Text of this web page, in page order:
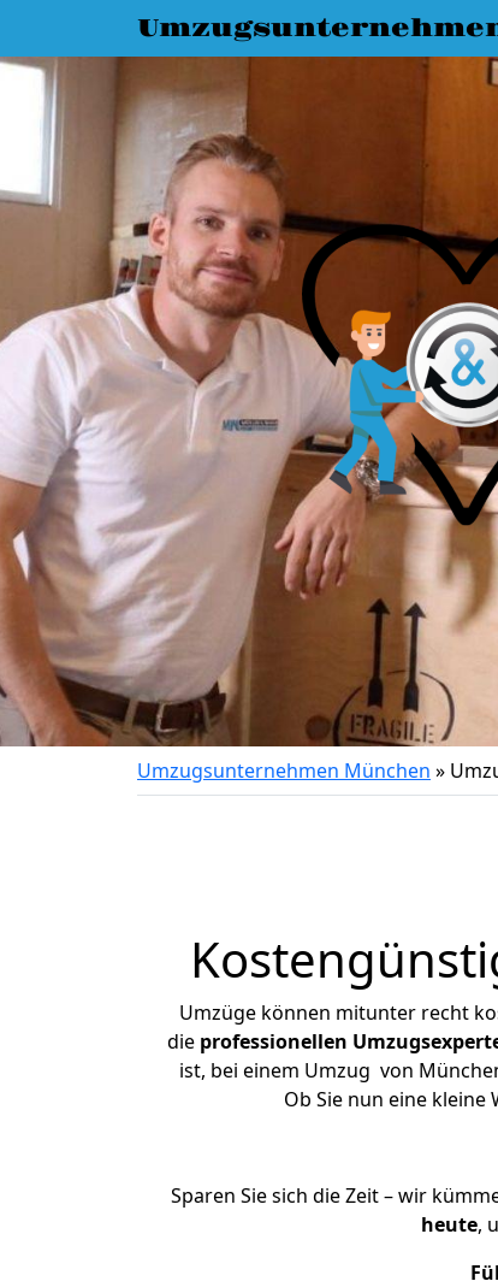
Umzugsunternehmen München »
Umzüge können mitunter recht
die professionellen
ist, bei einem Umzug von
Ob Sie nun eine
Sparen Sie sich die Zeit – wir
heute,